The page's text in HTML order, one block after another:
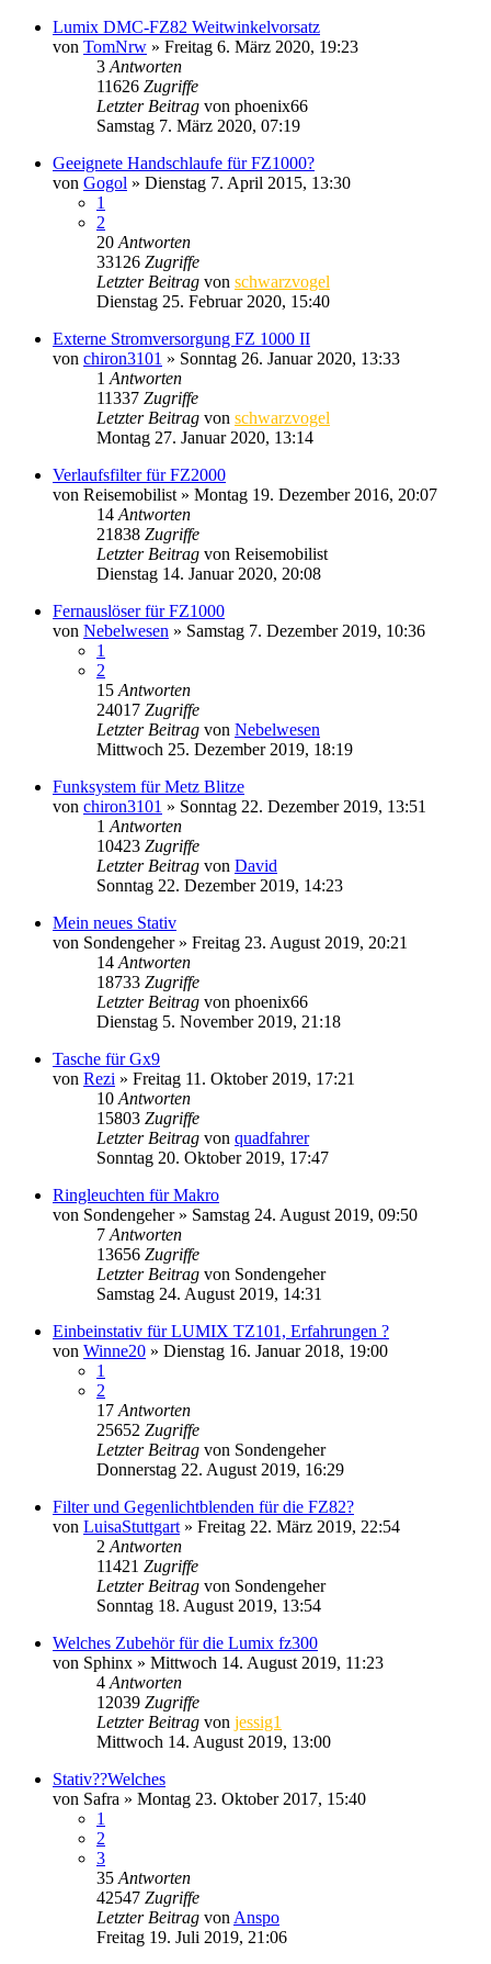
Lumix DMC-FZ82 Weitwinkelvorsatz
von TomNrw » Freitag 6. März 2020, 19:23
3 Antworten
11626 Zugriffe
Letzter Beitrag von phoenix66
Samstag 7. März 2020, 07:19
Geeignete Handschlaufe für FZ1000?
von Gogol » Dienstag 7. April 2015, 13:30
1
2
20 Antworten
33126 Zugriffe
Letzter Beitrag von schwarzvogel
Dienstag 25. Februar 2020, 15:40
Externe Stromversorgung FZ 1000 II
von chiron3101 » Sonntag 26. Januar 2020, 13:33
1 Antworten
11337 Zugriffe
Letzter Beitrag von schwarzvogel
Montag 27. Januar 2020, 13:14
Verlaufsfilter für FZ2000
von Reisemobilist » Montag 19. Dezember 2016, 20:07
14 Antworten
21838 Zugriffe
Letzter Beitrag von Reisemobilist
Dienstag 14. Januar 2020, 20:08
Fernauslöser für FZ1000
von Nebelwesen » Samstag 7. Dezember 2019, 10:36
1
2
15 Antworten
24017 Zugriffe
Letzter Beitrag von Nebelwesen
Mittwoch 25. Dezember 2019, 18:19
Funksystem für Metz Blitze
von chiron3101 » Sonntag 22. Dezember 2019, 13:51
1 Antworten
10423 Zugriffe
Letzter Beitrag von David
Sonntag 22. Dezember 2019, 14:23
Mein neues Stativ
von Sondengeher» Freitag 23. August 2019, 20:21
14 Antworten
18733 Zugriffe
Letzter Beitrag von phoenix66
Dienstag 5. November 2019, 21:18
Tasche für Gx9
von Rezi » Freitag 11. Oktober 2019, 17:21
10 Antworten
15803 Zugriffe
Letzter Beitrag von quadfahrer
Sonntag 20. Oktober 2019, 17:47
Ringleuchten für Makro
von Sondengeher» Samstag 24. August 2019, 09:50
7 Antworten
13656 Zugriffe
Letzter Beitrag von Sondengeher
Samstag 24. August 2019, 14:31
Einbeinstativ für LUMIX TZ101, Erfahrungen ?
von Winne20 » Dienstag 16. Januar 2018, 19:00
1
2
17 Antworten
25652 Zugriffe
Letzter Beitrag von Sondengeher
Donnerstag 22. August 2019, 16:29
Filter und Gegenlichtblenden für die FZ82?
von LuisaStuttgart » Freitag 22. März 2019, 22:54
2 Antworten
11421 Zugriffe
Letzter Beitrag von Sondengeher
Sonntag 18. August 2019, 13:54
Welches Zubehör für die Lumix fz300
von Sphinx » Mittwoch 14. August 2019, 11:23
4 Antworten
12039 Zugriffe
Letzter Beitrag von jessig1
Mittwoch 14. August 2019, 13:00
Stativ??Welches
von Safra » Montag 23. Oktober 2017, 15:40
1
2
3
35 Antworten
42547 Zugriffe
Letzter Beitrag von Anspo
Freitag 19. Juli 2019, 21:06